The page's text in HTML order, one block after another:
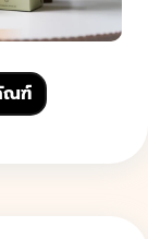
ณฑ์